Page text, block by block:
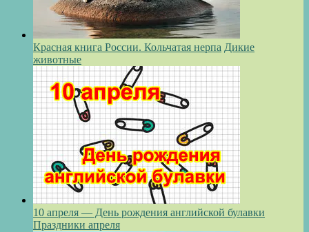
Красная книга России. Кольчатая нерпа Дикие
животные
10 апреля — День рождения английской булавки
Праздники апреля